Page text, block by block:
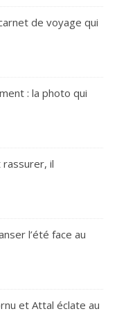
de voyage qui
: la photo qui
rassurer, il
l’été face au
et Attal éclate au